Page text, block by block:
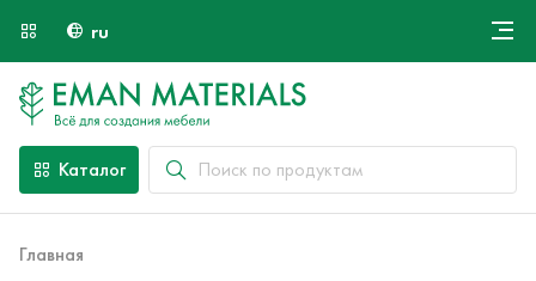
ru
Оплата и доставка
Каталог
Главная